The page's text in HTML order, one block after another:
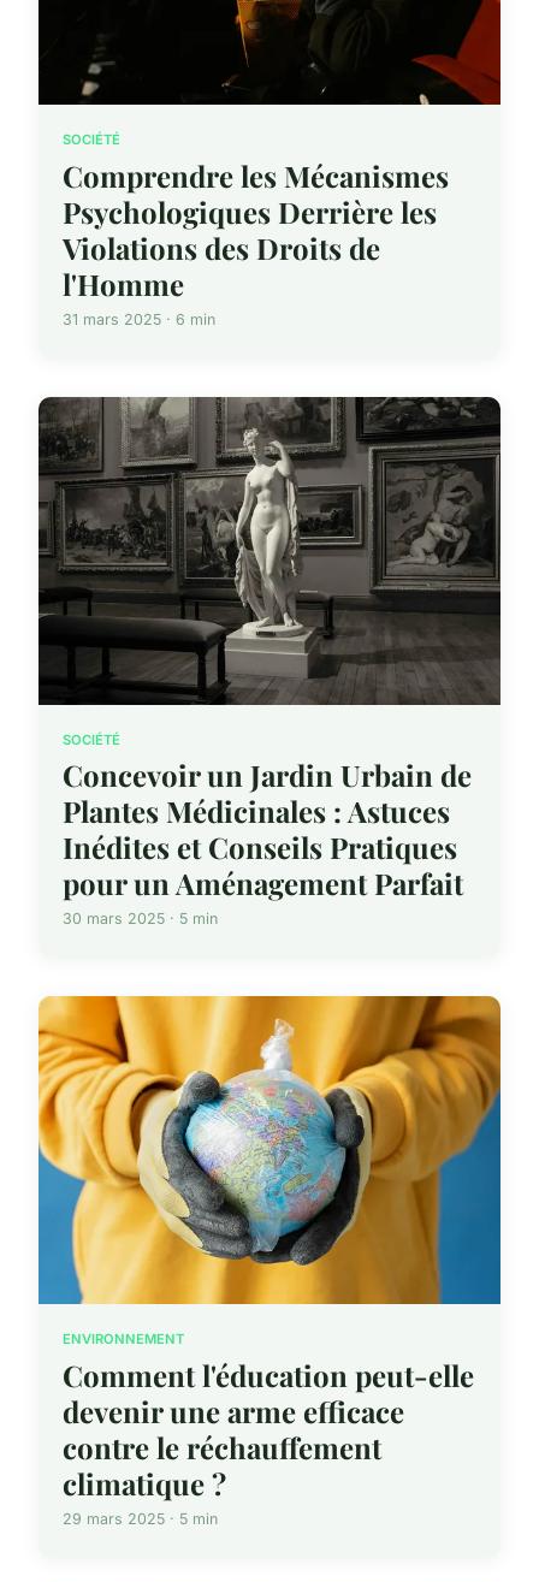
SOCIÉTÉ
Comprendre les Mécanismes
Psychologiques Derrière les
Violations des Droits de
l'Homme
31 mars 2025 · 6 min
SOCIÉTÉ
Concevoir un Jardin Urbain de
Plantes Médicinales : Astuces
Inédites et Conseils Pratiques
pour un Aménagement Parfait
30 mars 2025 · 5 min
ENVIRONNEMENT
Comment l'éducation peut-elle
devenir une arme efficace
contre le réchauffement
climatique ?
29 mars 2025 · 5 min